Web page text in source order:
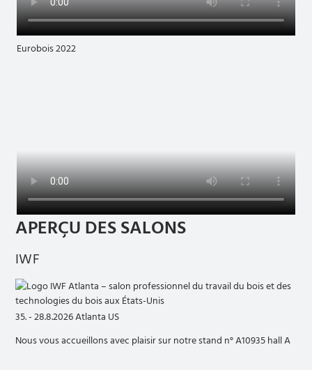
Eurobois 2022
APERÇU DES SALONS
IWF
35. - 28.8.2026 Atlanta US
Nous vous accueillons avec plaisir sur notre stand n° A10935 hall A